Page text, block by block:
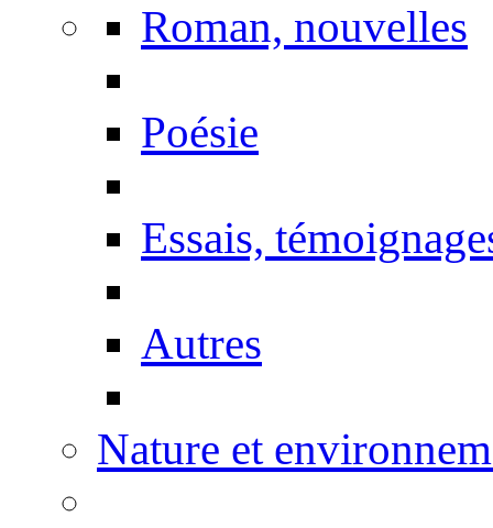
Roman, nouvelles
Poésie
Essais,
Autres
Nature et